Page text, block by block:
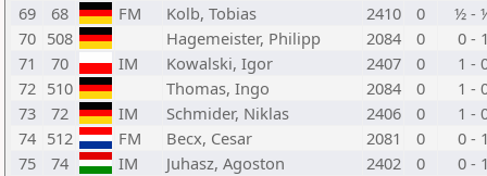
69 68 FM Kolb, Tobias 2410 0
½ -
70 508 Hagemeister, Philipp 2084 0
0 -
71
70 IM Kowalski, Igor 2407 0
1 -
72 510 Thomas, Ingo 2084 0
1 -
73
72 IM Schmider, Niklas 2406 0
1 -
74 512 FM Becx, Cesar 2081 0
0 -
75
74 IM Juhasz, Agoston 2402 0
0 -